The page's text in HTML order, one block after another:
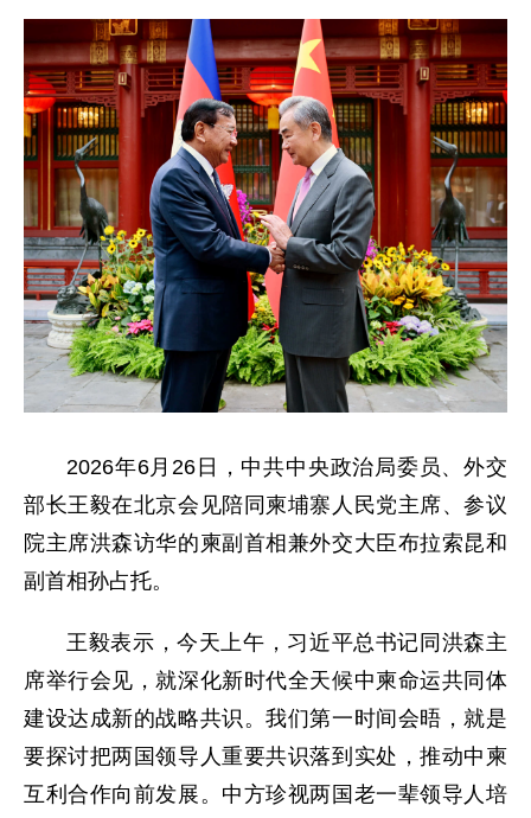
2026年6月26日，中共中央政治局委员、外交
部长王毅在北京会见陪同柬埔寨人民党主席、参议
院主席洪森访华的柬副首相兼外交大臣布拉索昆和
副首相孙占托。
王毅表示，今天上午，习近平总书记同洪森主
席举行会见，就深化新时代全天候中柬命运共同体
建设达成新的战略共识。我们第一时间会晤，就是
要探讨把两国领导人重要共识落到实处，推动中柬
互利合作向前发展。中方珍视两国老一辈领导人培